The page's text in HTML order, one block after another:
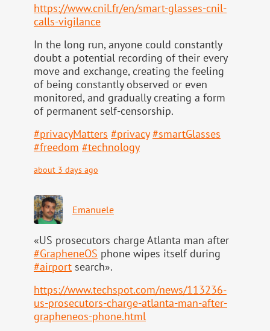
https://www.cnil.fr/en/smart-glasses-cnil-
calls-vigilance
In the long run, anyone could constantly
doubt a potential recording of their every
move and exchange, creating the feeling
of being constantly observed or even
monitored, and gradually creating a form
of permanent self-censorship.
#privacyMatters #privacy #smartGlasses
#freedom #technology
about 3 days ago
Emanuele
«US prosecutors charge Atlanta man after
#GrapheneOS phone wipes itself during
#airport search».
https://www.techspot.com/news/113236-
us-prosecutors-charge-atlanta-man-after-
grapheneos-phone.html